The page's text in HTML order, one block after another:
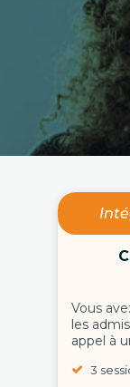
Vous
les
appel à
3